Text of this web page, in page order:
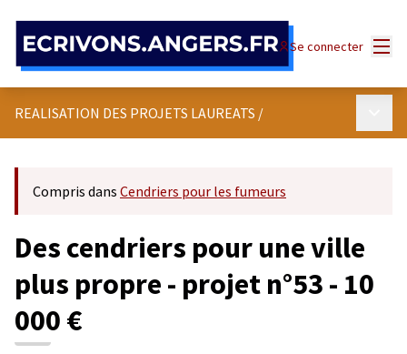
Se connecter
REALISATION DES PROJETS LAUREATS /
Compris dans Cendriers pour les fumeurs
Des cendriers pour une ville
plus propre - projet n°53 - 10
000 €